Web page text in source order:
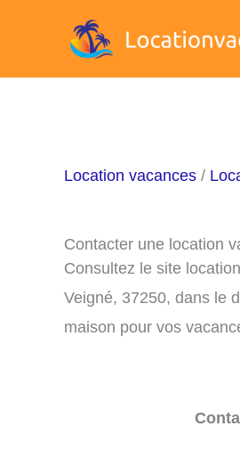
Location vacances /
Contacter une location
Consultez le site
Veigné, 37250, dans le
maison pour vos